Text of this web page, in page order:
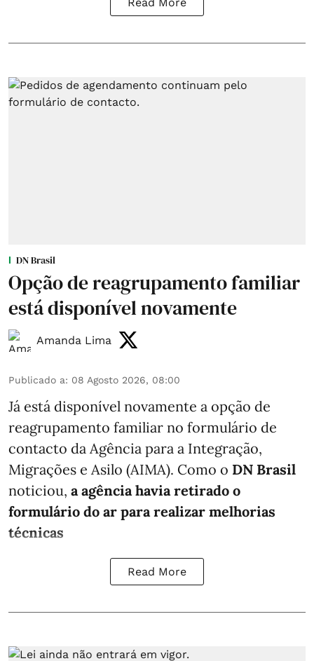
DN Brasil
Opção de reagrupamento familiar
está disponível novamente
Amanda Lima
Publicado a: 08 Agosto 2026, 08:00
Já está disponível novamente a opção de
reagrupamento familiar no formulário de
contacto da Agência para a Integração,
Migrações e Asilo (AIMA). Como o DN Brasil
noticiou, a agência havia retirado o
formulário do ar para realizar melhorias
técnicas
Read More